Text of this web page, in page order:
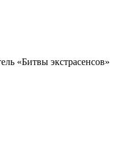
«Битвы экстрасенсов»